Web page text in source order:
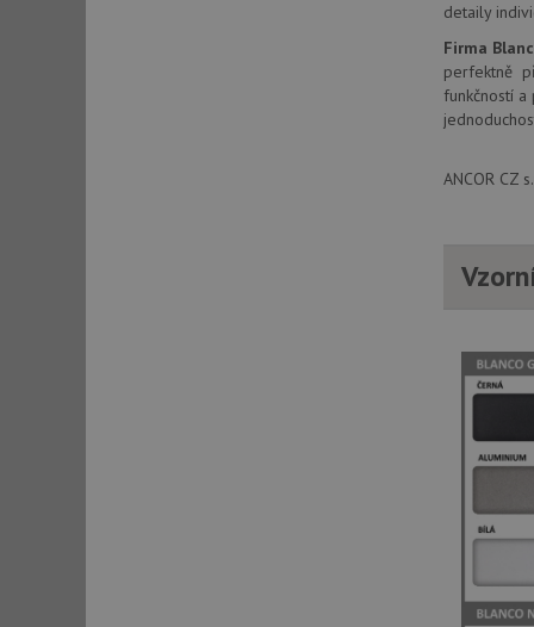
detaily
Firma
perfektně
funkčností
ANCOR CZ
_ga_9T91YFLEPX
__Secure-YNID
test_cookie
VISITOR_INFO1_LIVE